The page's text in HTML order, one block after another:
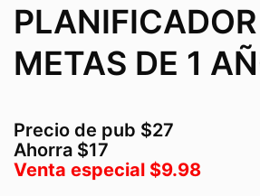
METAS DE 1
Precio de pub $27
Ahorra $17
Venta especial $9.98